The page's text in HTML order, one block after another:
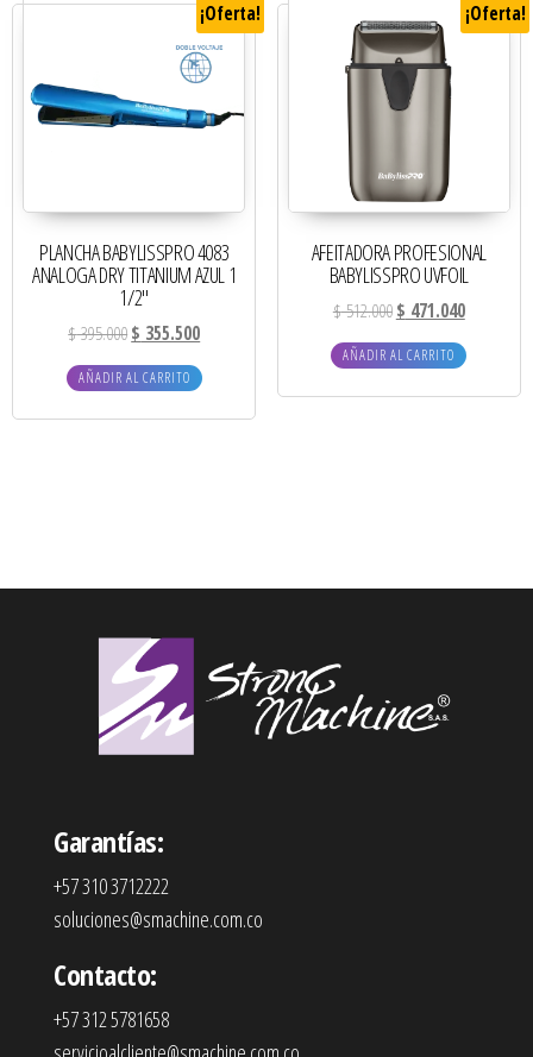
¡Oferta!
PLANCHA BABYLISSPRO 4083
ANALOGA DRY TITANIUM AZUL 1
1/2″
$395.000$ 355.500
AÑADIR AL CARRITO
¡Oferta!
AFEITADORA PROFESIONAL
BABYLISSPRO UVFOIL
$512.000 $ 471.040
AÑADIR AL CARRITO
Garantías:
+57 310 3712222
soluciones@smachine.com.co
Contacto:
+57 312 5781658